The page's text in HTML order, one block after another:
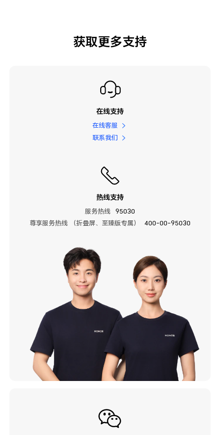
获取更多支持
在线支持
在线客服
联系我们
热线支持
服务热线
95030
尊享服务热线 （折叠屏、至臻版专属）
400-00-95030